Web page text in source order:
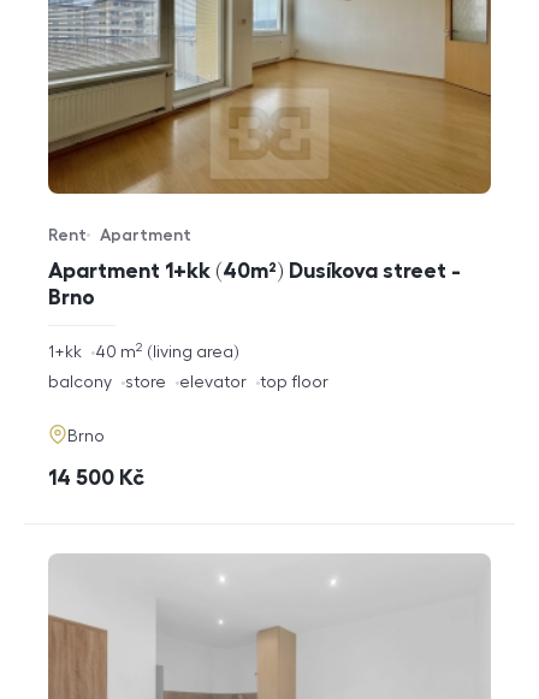
Apartment 1+kk (40m²) Dusíkova street -
Brno
Offer type
Rent
Property type
Apartment
rozměry
1+kk living area
40 m2
funkce
balcony store elevator top floor
adresa
Brno
cena
14 500 Kč